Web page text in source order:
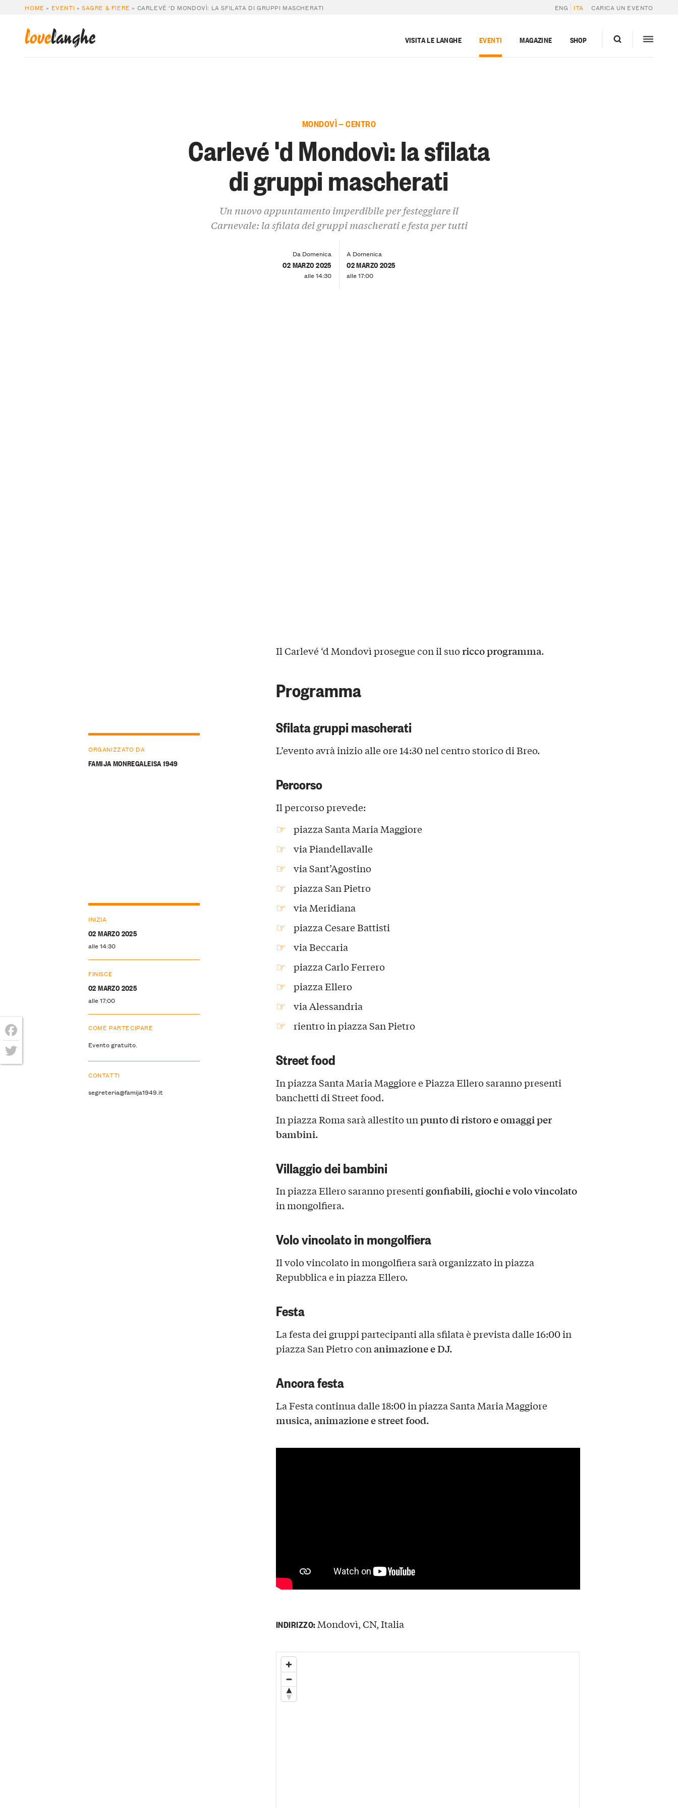
HOME » EVENTI »SAGRE & FIERE » CARLEVÉ ‘D MONDOVÌ: LA SFILATA DI GRUPPI MASCHERATI ENG ITA CARICA UN EVENTO
lovelanghe VISITA LE LANGHE EVENTI MAGAZINE SHOP
MONDOVÌ — CENTRO
Carlevé 'd Mondovì: la sfilata
di gruppi mascherati
Un nuovo appuntamento imperdibile per festeggiare il
Carnevale: la sfilata dei gruppi mascherati e festa per tutti
Da Domenica
02 MARZO 2025
alle 14:30
A Domenica
02 MARZO 2025
alle 17:00
Il Carlevé ‘d Mondovì prosegue con il suoricco programma.
Programma
Sfilata gruppi mascherati
L’evento avrà inizio alle ore 14:30 nel centro storico di Breo.
Percorso
Il percorso prevede:
piazza Santa Maria Maggiore
via Piandellavalle
via Sant’Agostino
piazza San Pietro
via Meridiana
piazza Cesare Battisti
via Beccaria
piazza Carlo Ferrero
piazza Ellero
via Alessandria
rientro in piazza San Pietro
Street food
In piazza Santa Maria Maggiore e Piazza Ellero saranno presenti
banchetti di Street food.
In piazza Roma sarà allestito unpunto di ristoro e omaggi per
bambini.
Villaggio dei bambini
In piazza Ellero saranno presentigonfiabili, giochi e volo vincolato
in mongolfiera.
Volo vincolato in mongolfiera
Il volo vincolato in mongolfiera sarà organizzato in piazza
Repubblica e in piazza Ellero.
Festa
La festa dei gruppi partecipanti alla sfilata è prevista dalle 16:00 in
piazza San Pietro conanimazione e DJ.
Ancora festa
La Festa continua dalle 18:00 in piazza Santa Maria Maggiore
musica, animazione e street food.
ORGANIZZATO DA
FAMIJA MONREGALEISA 1949
INIZIA
02 MARZO 2025
alle 14:30
FINISCE
02 MARZO 2025
alle 17:00
COME PARTECIPARE
Evento gratuito.
CONTATTI
segreteria@famija1949.it
INDIRIZZO:Mondovì, CN, Italia
Facebook
Twitter